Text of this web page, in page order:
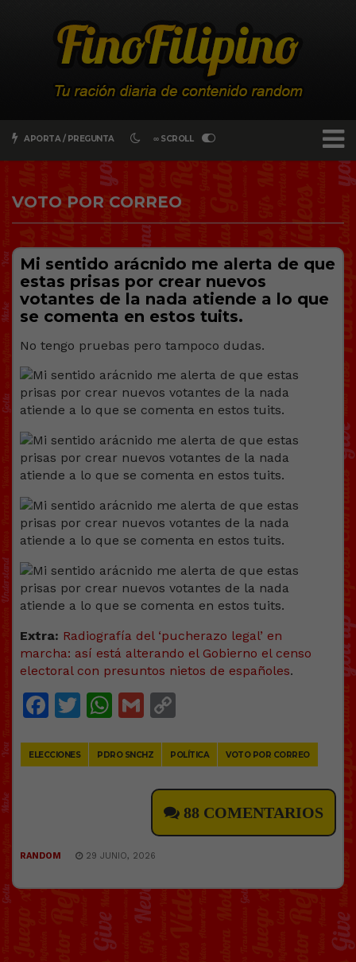
APORTA / PREGUNTA ∞ SCROLL
VOTO POR CORREO
Mi sentido arácnido me alerta de que
estas prisas por crear nuevos
votantes de la nada atiende a lo que
se comenta en estos tuits.
No tengo pruebas pero tampoco dudas.
Extra: Radiografía del ‘pucherazo legal’ en
marcha: así está alterando el Gobierno el censo
electoral con presuntos nietos de españoles.
Facebook
Twitter
WhatsApp
Gmail
ELECCIONES PDRO SNCHZ POLÍTICA VOTO POR CORREO
88 COMENTARIOS
RANDOM 29 JUNIO, 2026